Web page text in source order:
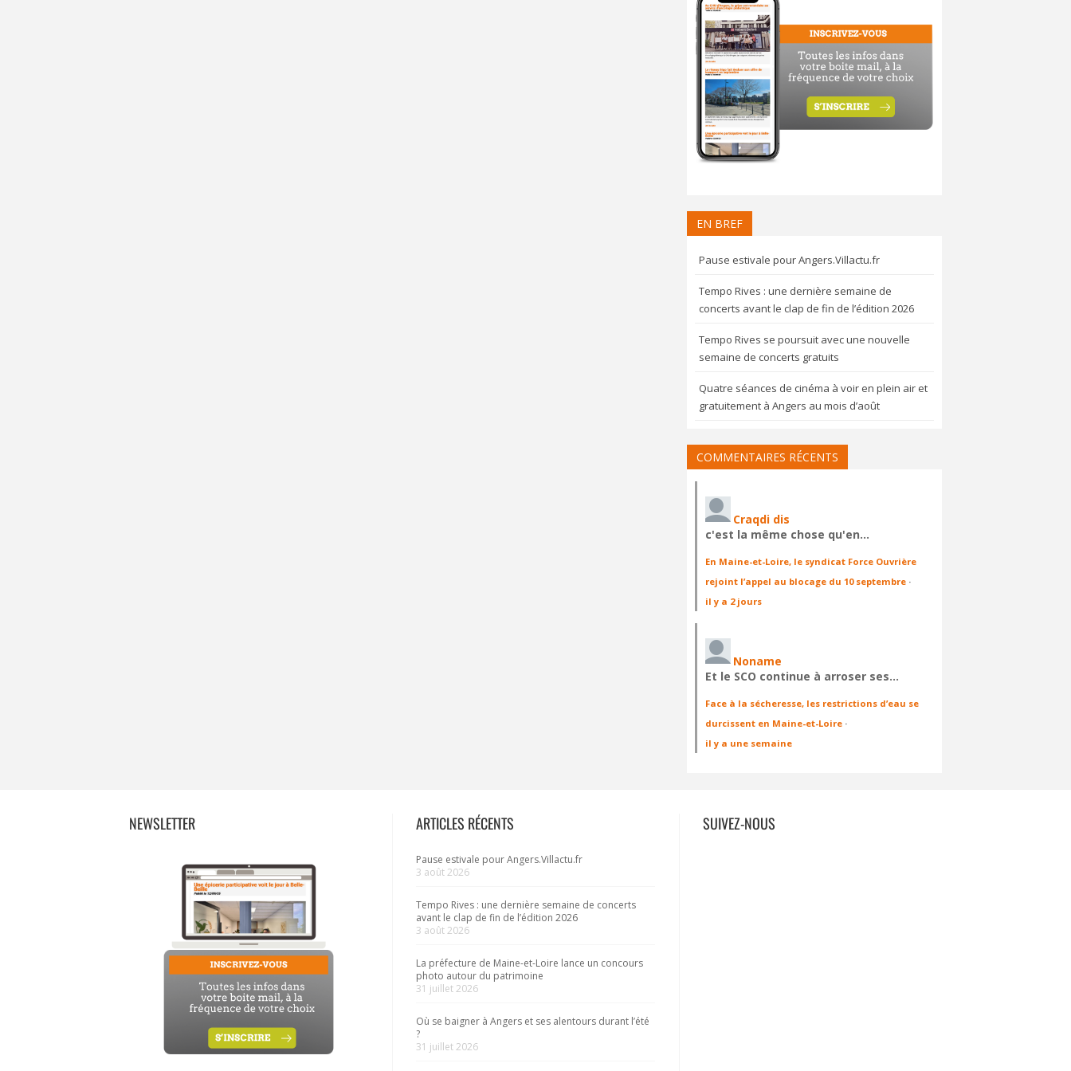
EN BREF
Pause estivale pour Angers.Villactu.fr
Tempo Rives : une dernière semaine de
concerts avant le clap de fin de l’édition 2026
Tempo Rives se poursuit avec une nouvelle
semaine de concerts gratuits
Quatre séances de cinéma à voir en plein air et
gratuitement à Angers au mois d’août
COMMENTAIRES RÉCENTS
Craqdi dis
c'est la même chose qu'en…
En Maine-et-Loire, le syndicat Force Ouvrière
rejoint l’appel au blocage du 10 septembre ·
il y a 2 jours
Noname
Et le SCO continue à arroser ses…
Face à la sécheresse, les restrictions d’eau se
durcissent en Maine-et-Loire ·
il y a une semaine
NEWSLETTER ARTICLES RÉCENTS
Pause estivale pour Angers.Villactu.fr
3 août 2026
Tempo Rives : une dernière semaine de concerts
avant le clap de fin de l’édition 2026
3 août 2026
La préfecture de Maine-et-Loire lance un concours
photo autour du patrimoine
31 juillet 2026
Où se baigner à Angers et ses alentours durant l’été
?
31 juillet 2026
SUIVEZ-NOUS